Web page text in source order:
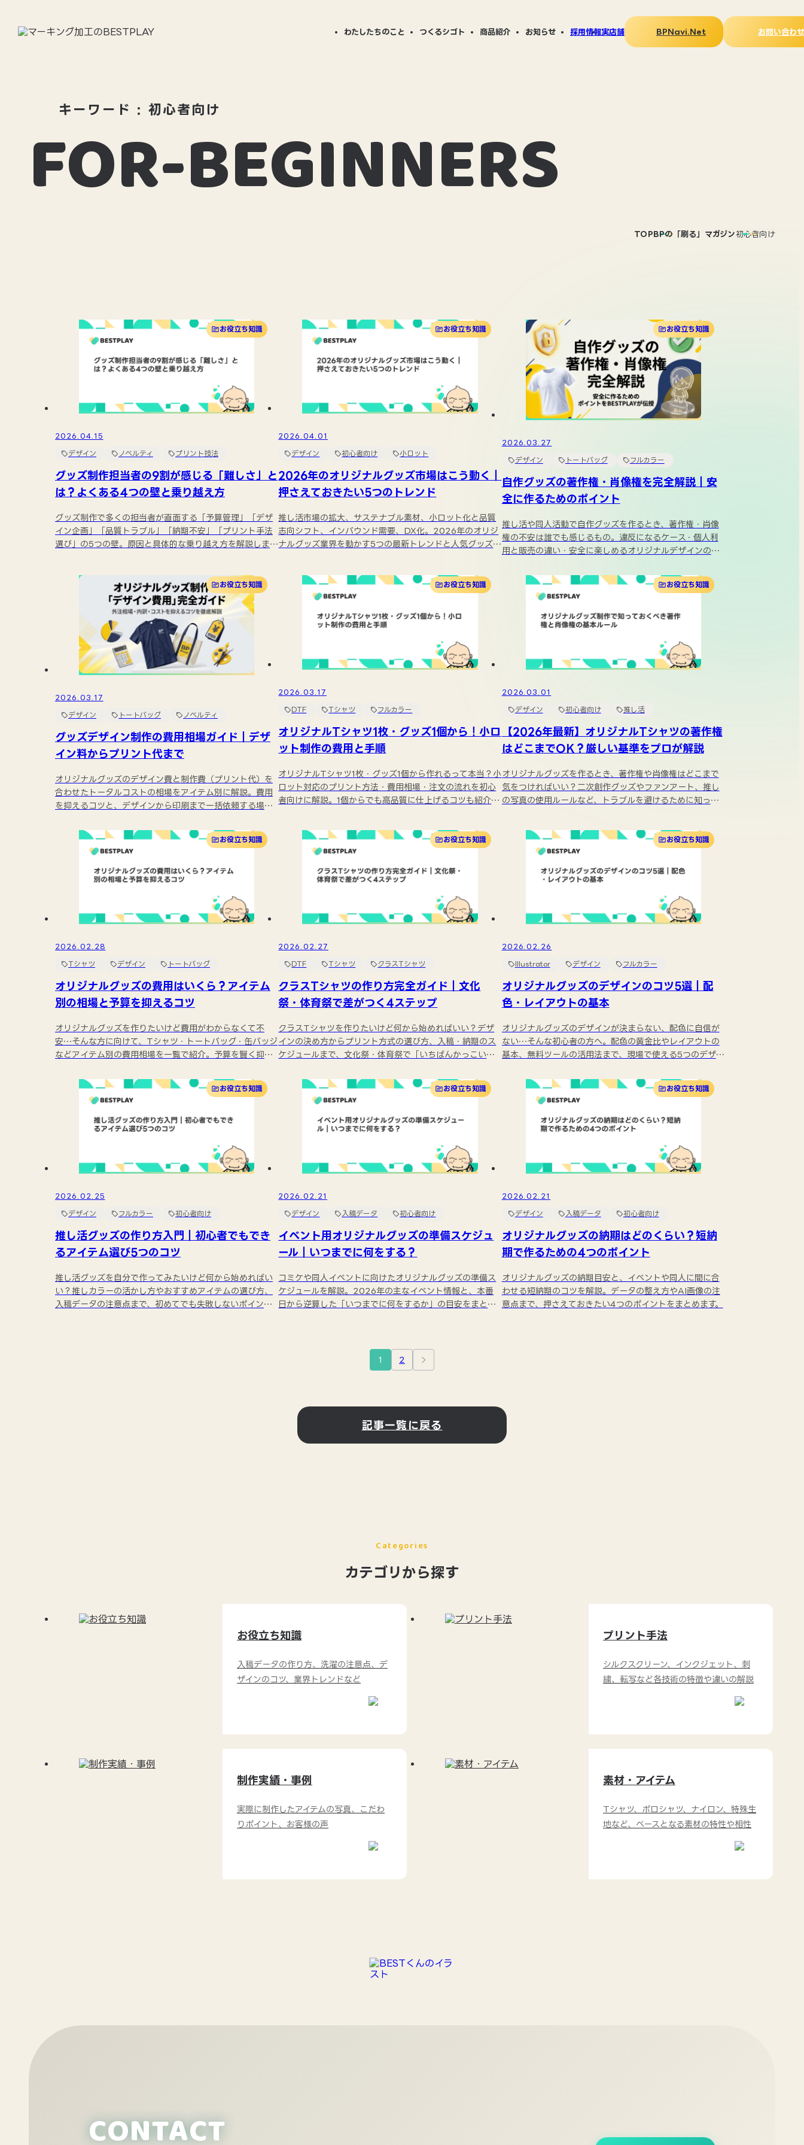
わたしたちのこと
BESTPLAYについて
つくるシゴト 商品紹介 お知らせ 採用情報実店舗 BPNavi.Net お問い合わせ
キーワード : 初心者向け
FOR-BEGINNERS
TOPBPの「刷る」マガジン初心者向け
お役立ち知識
2026.04.15
デザイン ノベルティ プリント技法
グッズ制作担当者の9割が感じる「難しさ」と
は？よくある4つの壁と乗り越え方
グッズ制作で多くの担当者が直面する「予算管理」「デザ
イン企画」「品質トラブル」「納期不安」「プリント手法
選び」の5つの壁。原因と具体的な乗り越え方を解説しま
お役立ち知識
2026.04.01
デザイン 初心者向け 小ロット
2026年のオリジナルグッズ市場はこう動く｜
押さえておきたい5つのトレンド
推し活市場の拡大、サステナブル素材、小ロット化と品質
志向シフト、インバウンド需要、DX化。2026年のオリジ
ナルグッズ業界を動かす5つの最新トレンドと人気グッズ
お役立ち知識
2026.03.27
デザイン トートバッグ フルカラー
自作グッズの著作権・肖像権を完全解説｜安
全に作るためのポイント
推し活や同人活動で自作グッズを作るとき、著作権・肖像
権の不安は誰でも感じるもの。違反になるケース・個人利
用と販売の違い・安全に楽しめるオリジナルデザインの作
お役立ち知識
2026.03.17
デザイン トートバッグ ノベルティ
グッズデザイン制作の費用相場ガイド｜デザ
イン料からプリント代まで
オリジナルグッズのデザイン費と制作費（プリント代）を
合わせたトータルコストの相場をアイテム別に解説。費用
を抑えるコツと、デザインから印刷まで一括依頼する場合
お役立ち知識
2026.03.17
DTF Tシャツ フルカラー
オリジナルTシャツ1枚・グッズ1個から！小ロ
ット制作の費用と手順
オリジナルTシャツ1枚・グッズ1個から作れるって本当？小
ロット対応のプリント方法・費用相場・注文の流れを初心
者向けに解説。1個からでも高品質に仕上げるコツも紹介
お役立ち知識
2026.03.01
デザイン 初心者向け 推し活
【2026年最新】オリジナルTシャツの著作権
はどこまでOK？厳しい基準をプロが解説
オリジナルグッズを作るとき、著作権や肖像権はどこまで
気をつければいい？二次創作グッズやファンアート、推し
の写真の使用ルールなど、トラブルを避けるために知って
お役立ち知識
2026.02.28
Tシャツ デザイン トートバッグ
オリジナルグッズの費用はいくら？アイテム
別の相場と予算を抑えるコツ
オリジナルグッズを作りたいけど費用がわからなくて不
安…そんな方に向けて、Tシャツ・トートバッグ・缶バッジ
などアイテム別の費用相場を一覧で紹介。予算を賢く抑え
お役立ち知識
2026.02.27
DTF Tシャツ クラスTシャツ
クラスTシャツの作り方完全ガイド｜文化
祭・体育祭で差がつく4ステップ
クラスTシャツを作りたいけど何から始めればいい？デザ
インの決め方からプリント方式の選び方、入稿・納期のス
ケジュールまで、文化祭・体育祭で「いちばんかっこいい
お役立ち知識
2026.02.26
Illustrator デザイン フルカラー
オリジナルグッズのデザインのコツ5選｜配
色・レイアウトの基本
オリジナルグッズのデザインが決まらない、配色に自信が
ない…そんな初心者の方へ。配色の黄金比やレイアウトの
基本、無料ツールの活用法まで、現場で使える5つのデザイ
お役立ち知識
2026.02.25
デザイン フルカラー 初心者向け
推し活グッズの作り方入門｜初心者でもでき
るアイテム選び5つのコツ
推し活グッズを自分で作ってみたいけど何から始めればい
い？推しカラーの活かし方やおすすめアイテムの選び方、
入稿データの注意点まで、初めてでも失敗しないポイント
お役立ち知識
2026.02.21
デザイン 入稿データ 初心者向け
イベント用オリジナルグッズの準備スケジュ
ール｜いつまでに何をする？
コミケや同人イベントに向けたオリジナルグッズの準備ス
ケジュールを解説。2026年の主なイベント情報と、本番
日から逆算した「いつまでに何をするか」の目安をまとめ
お役立ち知識
2026.02.21
デザイン 入稿データ 初心者向け
オリジナルグッズの納期はどのくらい？短納
期で作るための4つのポイント
オリジナルグッズの納期目安と、イベントや同人に間に合
わせる短納期のコツを解説。データの整え方やAI画像の注
意点まで、押さえておきたい4つのポイントをまとめます。
1 2
記事一覧に戻る
Categories
カテゴリから探す
お役立ち知識
入稿データの作り方、洗濯の注意点、デ
ザインのコツ、業界トレンドなど
プリント手法
シルクスクリーン、インクジェット、刺
繍、転写など各技術の特徴や違いの解説
制作実績・事例
実際に制作したアイテムの写真、こだわ
りポイント、お客様の声
素材・アイテム
Tシャツ、ポロシャツ、ナイロン、特殊生
地など、ベースとなる素材の特性や相性
CONTACT